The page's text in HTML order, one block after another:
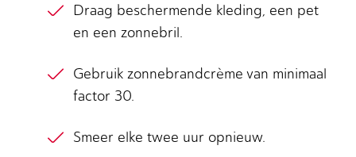
Draag beschermende kleding, een pet
en een zonnebril.
Gebruik zonnebrandcrème van minimaal
factor 30.
Smeer elke twee uur opnieuw.